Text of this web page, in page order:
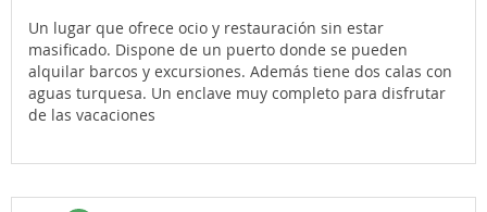
Un lugar que ofrece ocio y restauración sin estar
masificado. Dispone de un puerto donde se pueden
alquilar barcos y excursiones. Además tiene dos calas con
aguas turquesa. Un enclave muy completo para disfrutar
de las vacaciones